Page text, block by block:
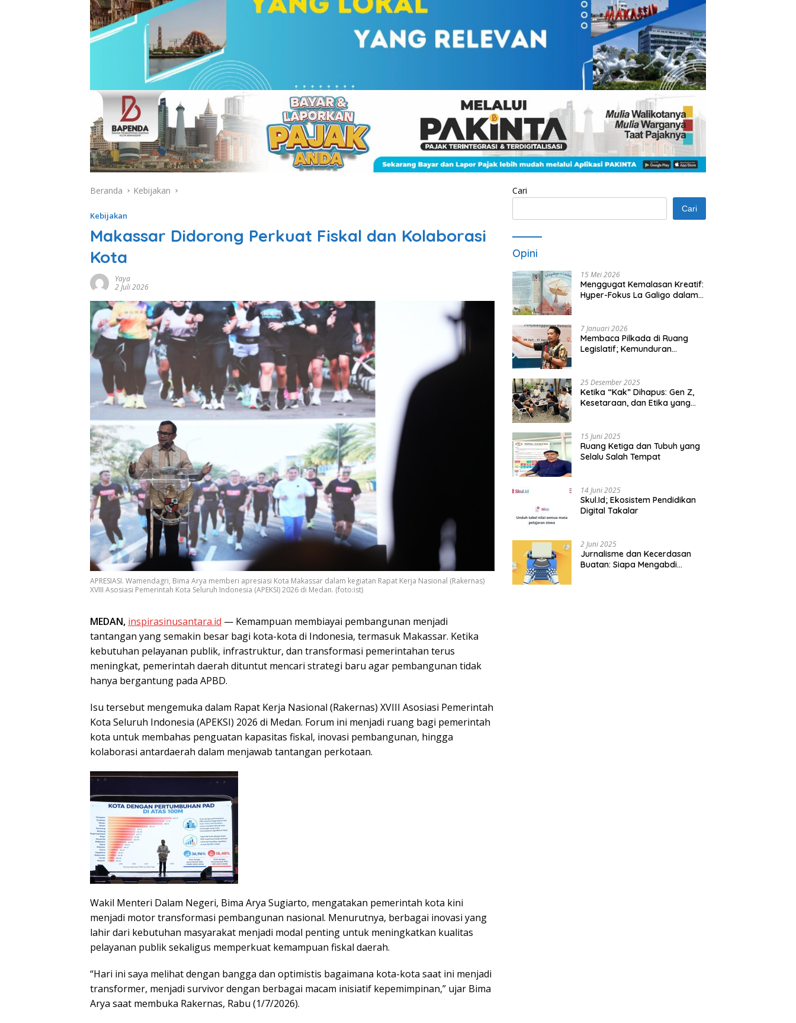
Beranda Kebijakan
Kebijakan
Makassar Didorong Perkuat Fiskal dan Kolaborasi
Kota
Yaya
2 Juli 2026
APRESIASI. Wamendagri, Bima Arya memberi apresiasi Kota Makassar dalam kegiatan Rapat Kerja Nasional (Rakernas)
XVIII Asosiasi Pemerintah Kota Seluruh Indonesia (APEKSI) 2026 di Medan. (foto:ist)
MEDAN, inspirasinusantara.id — Kemampuan membiayai pembangunan menjadi
tantangan yang semakin besar bagi kota-kota di Indonesia, termasuk Makassar. Ketika
kebutuhan pelayanan publik, infrastruktur, dan transformasi pemerintahan terus
meningkat, pemerintah daerah dituntut mencari strategi baru agar pembangunan tidak
hanya bergantung pada APBD.
Isu tersebut mengemuka dalam Rapat Kerja Nasional (Rakernas) XVIII Asosiasi Pemerintah
Kota Seluruh Indonesia (APEKSI) 2026 di Medan. Forum ini menjadi ruang bagi pemerintah
kota untuk membahas penguatan kapasitas fiskal, inovasi pembangunan, hingga
kolaborasi antardaerah dalam menjawab tantangan perkotaan.
Wakil Menteri Dalam Negeri, Bima Arya Sugiarto, mengatakan pemerintah kota kini
menjadi motor transformasi pembangunan nasional. Menurutnya, berbagai inovasi yang
lahir dari kebutuhan masyarakat menjadi modal penting untuk meningkatkan kualitas
pelayanan publik sekaligus memperkuat kemampuan fiskal daerah.
“Hari ini saya melihat dengan bangga dan optimistis bagaimana kota-kota saat ini menjadi
transformer, menjadi survivor dengan berbagai macam inisiatif kepemimpinan,” ujar Bima
Arya saat membuka Rakernas, Rabu (1/7/2026).
Cari
Cari
Opini
15 Mei 2026
Menggugat Kemalasan Kreatif:
Hyper-Fokus La Galigo dalam
7 Januari 2026
Membaca Pilkada di Ruang
Legislatif; Kemunduran
25 Desember 2025
Ketika “Kak” Dihapus: Gen Z,
Kesetaraan, dan Etika yang
15 Juni 2025
Ruang Ketiga dan Tubuh yang
Selalu Salah Tempat
14 Juni 2025
Skul.Id; Ekosistem Pendidikan
Digital Takalar
2 Juni 2025
Jurnalisme dan Kecerdasan
Buatan: Siapa Mengabdi